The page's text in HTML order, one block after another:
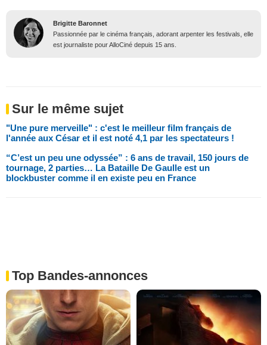
Brigitte Baronnet
Passionnée par le cinéma français, adorant arpenter les festivals, elle
est journaliste pour AlloCiné depuis 15 ans.
Sur le même sujet
"Une pure merveille" : c'est le meilleur film français de
l'année aux César et il est noté 4,1 par les spectateurs !
“C’est un peu une odyssée” : 6 ans de travail, 150 jours de
tournage, 2 parties… La Bataille De Gaulle est un
blockbuster comme il en existe peu en France
Top Bandes-annonces